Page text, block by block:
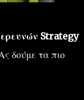
Strategy
δούμε τα πιο